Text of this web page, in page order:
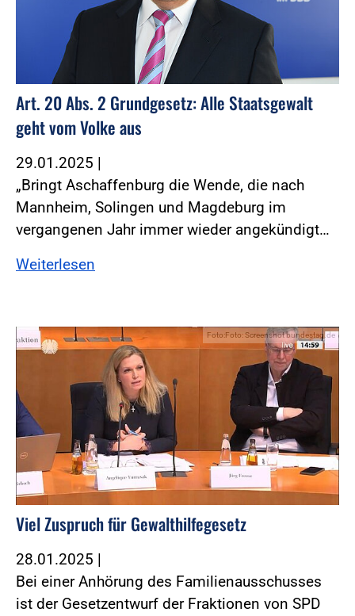
Art. 20 Abs. 2 Grundgesetz: Alle Staatsgewalt
geht vom Volke aus
29.01.2025 |
„Bringt Aschaffenburg die Wende, die nach
Mannheim, Solingen und Magdeburg im
vergangenen Jahr immer wieder angekündigt…
Weiterlesen
Foto:Foto: Screenshot bundestag.de
Viel Zuspruch für Gewalthilfegesetz
28.01.2025 |
Bei einer Anhörung des Familienausschusses
ist der Gesetzentwurf der Fraktionen von SPD